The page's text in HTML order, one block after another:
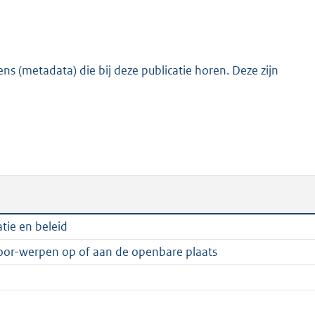
K
(metadata) die bij deze publicatie horen. Deze zijn
en beleid
werpen op of aan de openbare plaats